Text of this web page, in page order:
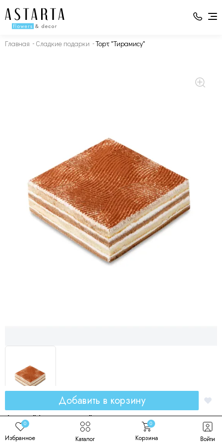
Главная Сладкие подарки Торт "Тирамису"
Торт "Тирамису"
Код товара: 00183
Добавить в корзину
0
Избранное Каталог
0
Корзина Войти